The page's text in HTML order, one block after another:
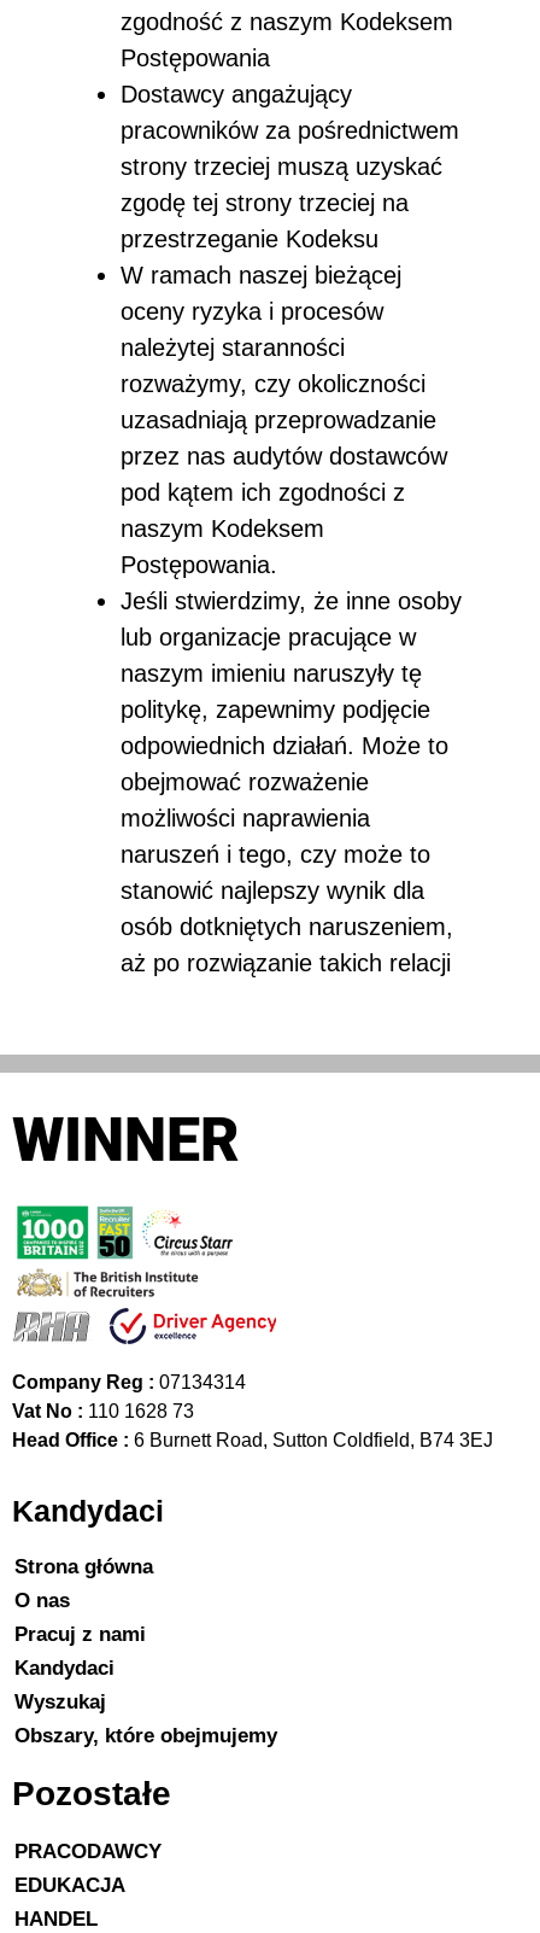
zgodność z naszym Kodeksem
Postępowania
Dostawcy angażujący
pracowników za pośrednictwem
strony trzeciej muszą uzyskać
zgodę tej strony trzeciej na
przestrzeganie Kodeksu
W ramach naszej bieżącej
oceny ryzyka i procesów
należytej staranności
rozważymy, czy okoliczności
uzasadniają przeprowadzanie
przez nas audytów dostawców
pod kątem ich zgodności z
naszym Kodeksem
Postępowania.
Jeśli stwierdzimy, że inne osoby
lub organizacje pracujące w
naszym imieniu naruszyły tę
politykę, zapewnimy podjęcie
odpowiednich działań. Może to
obejmować rozważenie
możliwości naprawienia
naruszeń i tego, czy może to
stanowić najlepszy wynik dla
osób dotkniętych naruszeniem,
aż po rozwiązanie takich relacji
WINNER
Company Reg : 07134314
Vat No : 110 1628 73
Head Office : 6 Burnett Road, Sutton Coldfield, B74 3EJ
Kandydaci
Strona główna
O nas
Pracuj z nami
Kandydaci
Wyszukaj
Obszary, które obejmujemy
Pozostałe
PRACODAWCY
EDUKACJA
HANDEL